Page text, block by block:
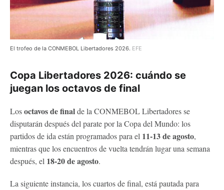
El trofeo de la CONMEBOL Libertadores 2026. EFE
Copa Libertadores 2026: cuándo se
juegan los octavos de final
Losoctavos de finalde la CONMEBOL Libertadores se
disputarán después del parate por la Copa del Mundo: los
partidos de ida están programados para el 11-13 de agosto,
mientras que los encuentros de vuelta tendrán lugar una semana
después, el 18-20 de agosto.
La siguiente instancia, los cuartos de final, está pautada para